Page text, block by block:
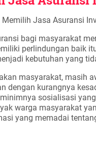
Memilih Jasa Asuransi
bagi masyarakat
perlindungan baik
kebutuhan yang
masyarakat, masih
dengan kurangnya
sosialisasi
warga masyarakat
yang memadai